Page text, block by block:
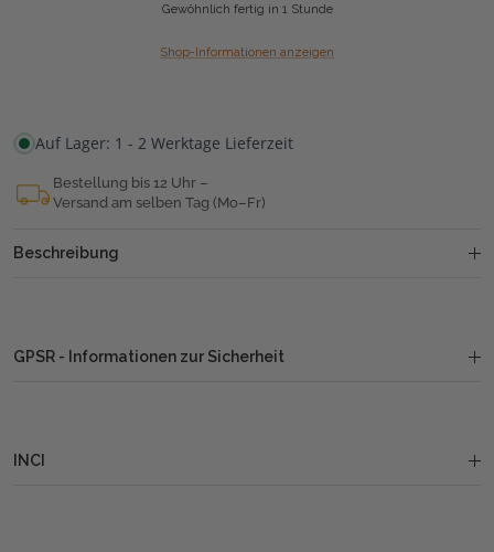
Gewöhnlich fertig in 1 Stunde
Shop-Informationen anzeigen
Auf Lager: 1 - 2 Werktage Lieferzeit
Bestellung bis 12 Uhr –
Versand am selben Tag (Mo–Fr)
Beschreibung
GPSR - Informationen zur Sicherheit
INCI